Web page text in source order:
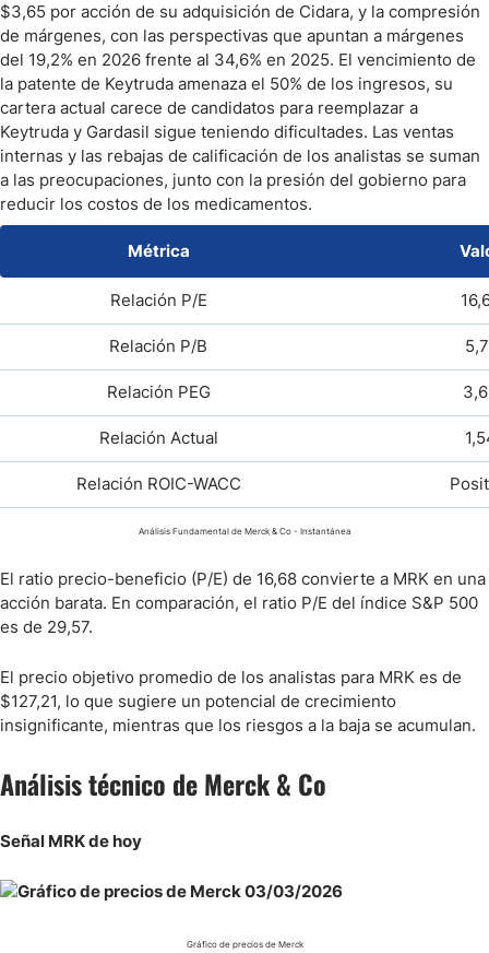
$3,65 por acción de su adquisición de Cidara, y la compresión
de márgenes, con las perspectivas que apuntan a márgenes
del 19,2% en 2026 frente al 34,6% en 2025. El vencimiento de
la patente de Keytruda amenaza el 50% de los ingresos, su
cartera actual carece de candidatos para reemplazar a
Keytruda y Gardasil sigue teniendo dificultades. Las ventas
internas y las rebajas de calificación de los analistas se suman
a las preocupaciones, junto con la presión del gobierno para
reducir los costos de los medicamentos.
Métrica
Relación P/E
Relación P/B
Relación PEG
Relación Actual
Relación ROIC-WACC
Análisis Fundamental de Merck & Co - Instantánea
El ratio precio-beneficio (P/E) de 16,68 convierte a MRK en una
acción barata. En comparación, el ratio P/E del índice S&P 500
es de 29,57.
El precio objetivo promedio de los analistas para MRK es de
$127,21, lo que sugiere un potencial de crecimiento
insignificante, mientras que los riesgos a la baja se acumulan.
Análisis técnico de Merck & Co
Señal MRK de hoy
Gráfico de precios de Merck